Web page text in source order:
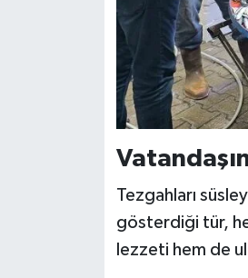
Tezgahları
gösterdiği tür,
lezzeti hem de